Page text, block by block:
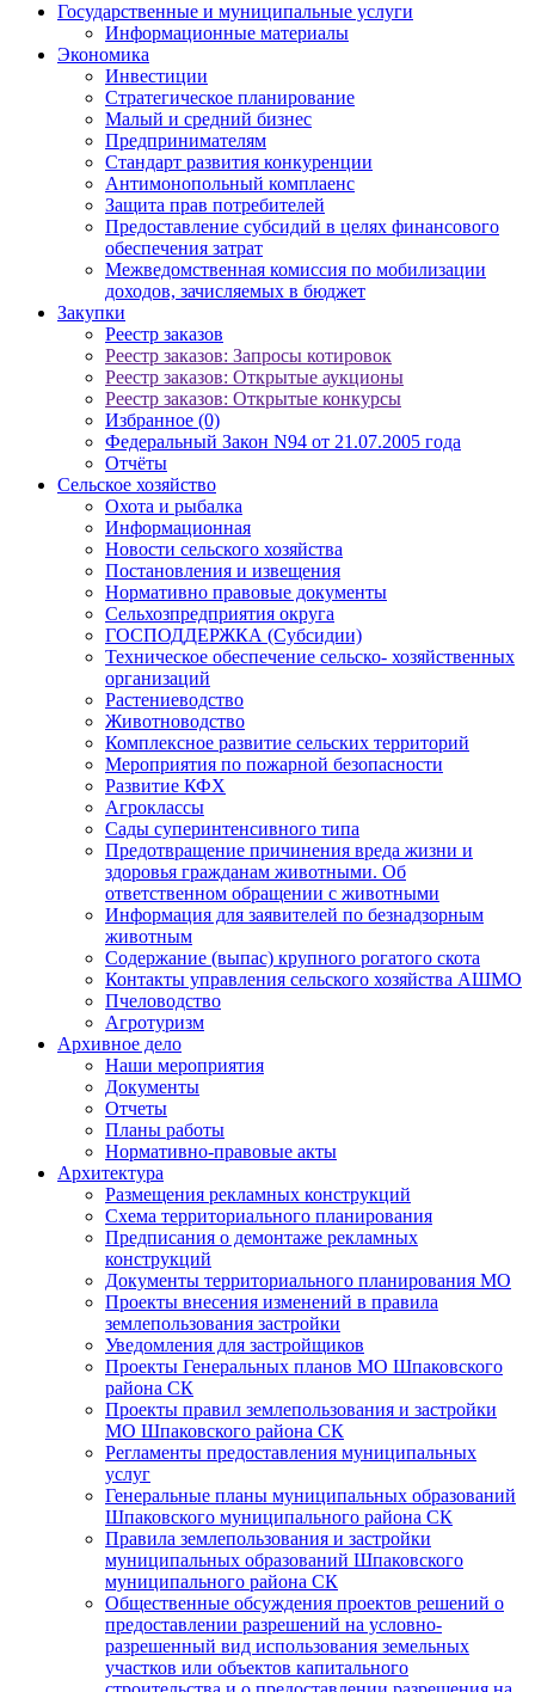
Государственные и муниципальные услуги
Информационные материалы
Экономика
Инвестиции
Стратегическое планирование
Малый и средний бизнес
Предпринимателям
Стандарт развития конкуренции
Антимонопольный комплаенс
Защита прав потребителей
Предоставление субсидий в целях финансового
обеспечения затрат
Межведомственная комиссия по мобилизации
доходов, зачисляемых в бюджет
Закупки
Реестр заказов
Реестр заказов: Запросы котировок
Реестр заказов: Открытые аукционы
Реестр заказов: Открытые конкурсы
Избранное (0)
Федеральный Закон N94 от 21.07.2005 года
Отчёты
Сельское хозяйство
Охота и рыбалка
Информационная
Новости сельского хозяйства
Постановления и извещения
Нормативно правовые документы
Сельхозпредприятия округа
ГОСПОДДЕРЖКА (Субсидии)
Техническое обеспечение сельско- хозяйственных
организаций
Растениеводство
Животноводство
Комплексное развитие сельских территорий
Мероприятия по пожарной безопасности
Развитие КФХ
Агроклассы
Сады суперинтенсивного типа
Предотвращение причинения вреда жизни и
здоровья гражданам животными. Об
ответственном обращении с животными
Информация для заявителей по безнадзорным
животным
Содержание (выпас) крупного рогатого скота
Контакты управления сельского хозяйства АШМО
Пчеловодство
Агротуризм
Архивное дело
Наши мероприятия
Документы
Отчеты
Планы работы
Нормативно-правовые акты
Архитектура
Размещения рекламных конструкций
Схема территориального планирования
Предписания о демонтаже рекламных
конструкций
Документы территориального планирования МО
Проекты внесения изменений в правила
землепользования застройки
Уведомления для застройщиков
Проекты Генеральных планов МО Шпаковского
района СК
Проекты правил землепользования и застройки
МО Шпаковского района СК
Регламенты предоставления муниципальных
услуг
Генеральные планы муниципальных образований
Шпаковского муниципального района СК
Правила землепользования и застройки
муниципальных образований Шпаковского
муниципального района СК
Общественные обсуждения проектов решений о
предоставлении разрешений на условно-
разрешенный вид использования земельных
участков или объектов капитального